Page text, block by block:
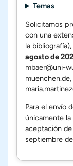
Temas
Solicitamos
con una
la
agosto de
mbaer@uni-
muenchen.de,
Para el envío
únicamente la
aceptación
septiembre